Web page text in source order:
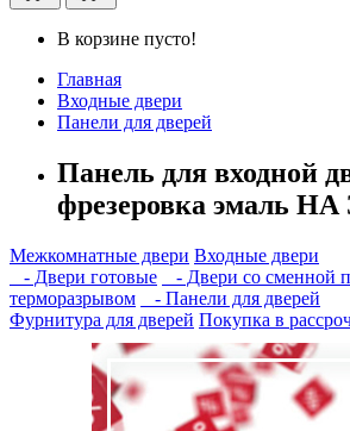
В корзине пусто!
Главная
Входные двери
Панели для дверей
Панель для входной
фрезеровка эмаль
Межкомнатные двери Входные двери
- Двери готовые
- Двери со сменной
терморазрывом
- Панели для дверей
Фурнитура для дверей Покупка в